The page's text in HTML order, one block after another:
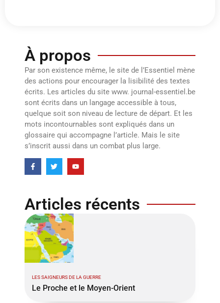
À propos
Par son existence même, le site de l’Essentiel mène
des actions pour encourager la lisibilité des textes
écrits. Les articles du site www. journal-essentiel.be
sont écrits dans un langage accessible à tous,
quelque soit son niveau de lecture de départ. Et les
mots incontournables sont expliqués dans un
glossaire qui accompagne l’article. Mais le site
s’inscrit aussi dans un combat plus large.
Articles récents
LES SAIGNEURS DE LA GUERRE
Le Proche et le Moyen-Orient